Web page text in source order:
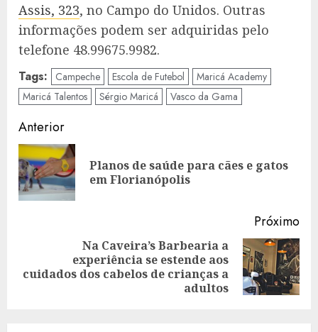
Assis, 323, no Campo do Unidos. Outras
informações podem ser adquiridas pelo
telefone 48.99675.9982.
Tags: Campeche Escola de Futebol
Maricá Academy
Maricá Talentos
Sérgio Maricá Vasco da Gama
Navegação
de
artigos
Anterior
Planos de saúde para cães e gatos
em Florianópolis
Próximo
seguinte:
Na Caveira’s Barbearia a
experiência se estende aos
cuidados dos cabelos de crianças a
adultos